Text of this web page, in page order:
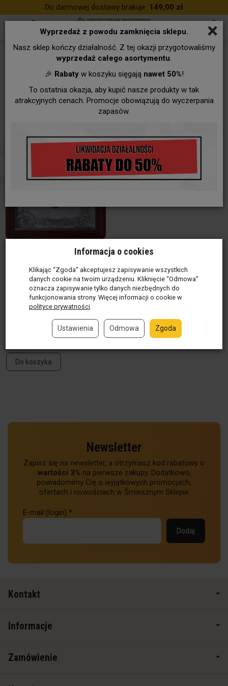
×
Wyprzedaż z powodu zamknięcia sklepu.
Nasz sklep kończy działalność. Z tej okazji przygotowaliśmy
wyprzedaż całego asortymentu.
🎉 Rabatyw koszyku sięgają nawet 50%!
To ostatnia okazja, aby kupić nasze produkty w tak
atrakcyjnych cenach. Promocje obowiązują do wyczerpania
zapasów.
Do darmowej dostawy brakuje: 149,00 zł
Dla KSIĘDZA
Certyfikat (w ramce) -
Podziękowania dla
wspaniałego
Duszpasterza
Produkt w magazynie(750
14,90 zł / szt.
29,00 zł
Do koszyka
Newsletter
Zapisz się na newsletter, a otrzymasz kod rabatowy o
wartości 3% na pierwsze zakupy. Dodatkowo,
powiadomimy Cię o wyjątkowych promocjach,
ofertach i nowościach w Śmiesznym Sklepie
E-mail (login) *
Kontakt
Informacje
Zamówienie
Informacja o cookies
Klikając “Zgoda” akceptujesz zapisywanie wszystkich
danych cookie na twoim urządzeniu. Kliknięcie “Odmowa”
oznacza zapisywanie tylko danych niezbędnych do
funkcjonowania strony. Więcej informacji o cookie w
polityce prywatności.
Ustawienia Odmowa Zgoda